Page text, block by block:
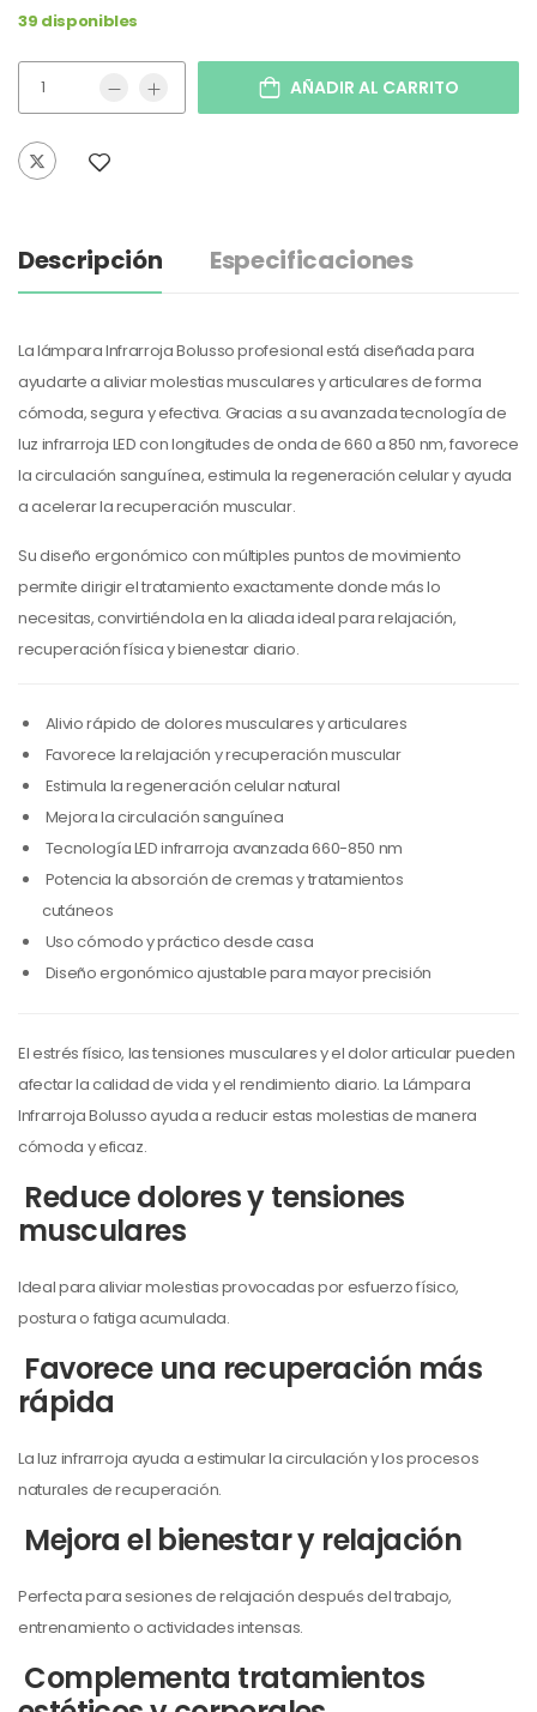
39 disponibles
AÑADIR AL CARRITO
Descripción Especificaciones
La lámpara Infrarroja Bolusso profesional está diseñada para
ayudarte a aliviar molestias musculares y articulares de forma
cómoda, segura y efectiva. Gracias a su avanzada tecnología de
luz infrarroja LED con longitudes de onda de 660 a 850 nm, favorece
la circulación sanguínea, estimula la regeneración celular y ayuda
a acelerar la recuperación muscular.
Su diseño ergonómico con múltiples puntos de movimiento
permite dirigir el tratamiento exactamente donde más lo
necesitas, convirtiéndola en la aliada ideal para relajación,
recuperación física y bienestar diario.
Alivio rápido de dolores musculares y articulares
Favorece la relajación y recuperación muscular
Estimula la regeneración celular natural
Mejora la circulación sanguínea
Tecnología LED infrarroja avanzada 660-850 nm
Potencia la absorción de cremas y tratamientos
cutáneos
Uso cómodo y práctico desde casa
Diseño ergonómico ajustable para mayor precisión
El estrés físico, las tensiones musculares y el dolor articular pueden
afectar la calidad de vida y el rendimiento diario. La Lámpara
Infrarroja Bolusso ayuda a reducir estas molestias de manera
cómoda y eficaz.
Reduce dolores y tensiones
musculares
Ideal para aliviar molestias provocadas por esfuerzo físico,
postura o fatiga acumulada.
Favorece una recuperación más
rápida
La luz infrarroja ayuda a estimular la circulación y los procesos
naturales de recuperación.
Mejora el bienestar y relajación
Perfecta para sesiones de relajación después del trabajo,
entrenamiento o actividades intensas.
Complementa tratamientos